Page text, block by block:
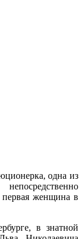
одна из
женщина в
в знатной